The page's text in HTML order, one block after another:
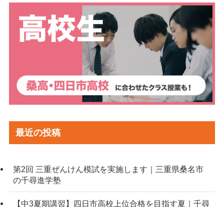
最近の投稿
第2回 三重ぜんけん模試を実施します｜三重県桑名市
の千尋進学塾
【中3夏期講習】四日市高校上位合格を目指す夏｜千尋